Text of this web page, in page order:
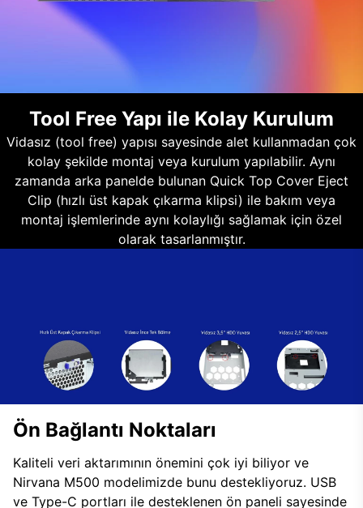
Tool Free Yapı ile Kolay Kurulum
Vidasız (tool free) yapısı sayesinde alet kullanmadan çok
kolay şekilde montaj veya kurulum yapılabilir. Aynı
zamanda arka panelde bulunan Quick Top Cover Eject
Clip (hızlı üst kapak çıkarma klipsi) ile bakım veya
montaj işlemlerinde aynı kolaylığı sağlamak için özel
olarak tasarlanmıştır.
Ön Bağlantı Noktaları
Kaliteli veri aktarımının önemini çok iyi biliyor ve
Nirvana M500 modelimizde bunu destekliyoruz. USB
ve Type-C portları ile desteklenen ön paneli sayesinde